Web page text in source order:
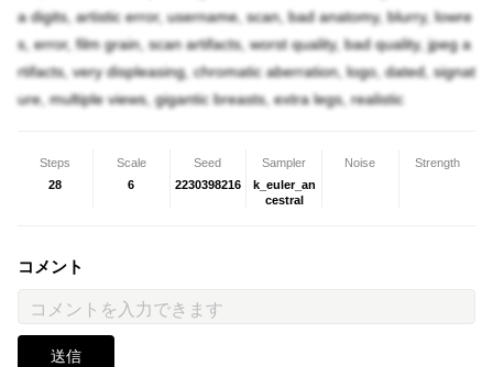
a digits, artistic error, username, scan, bad anatomy, blurry, lowre
s, error, film grain, scan artifacts, worst quality, bad quality, jpeg a
rtifacts, very displeasing, chromatic aberration, logo, dated, signat
ure, multiple views, gigantic breasts, extra legs, realistic
Steps
28
Scale
6
Seed
2230398216
Sampler
k_euler_an
cestral
Noise Strength
コメント
送信